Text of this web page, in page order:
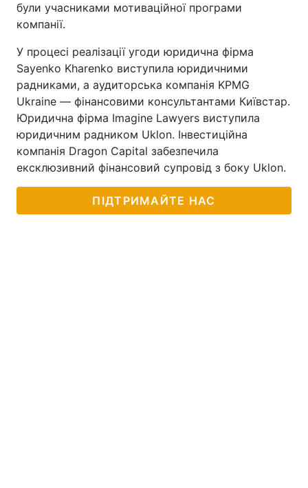
були учасниками мотиваційної програми
компанії.
У процесі реалізації угоди юридична фірма
Sayenko Kharenko виступила юридичними
радниками, а аудиторська компанія KPMG
Ukraine — фінансовими консультантами Київстар.
Юридична фірма Imagine Lawyers виступила
юридичним радником Uklon. Інвестиційна
компанія Dragon Capital забезпечила
ексклюзивний фінансовий супровід з боку Uklon.
ПІДТРИМАЙТЕ НАС